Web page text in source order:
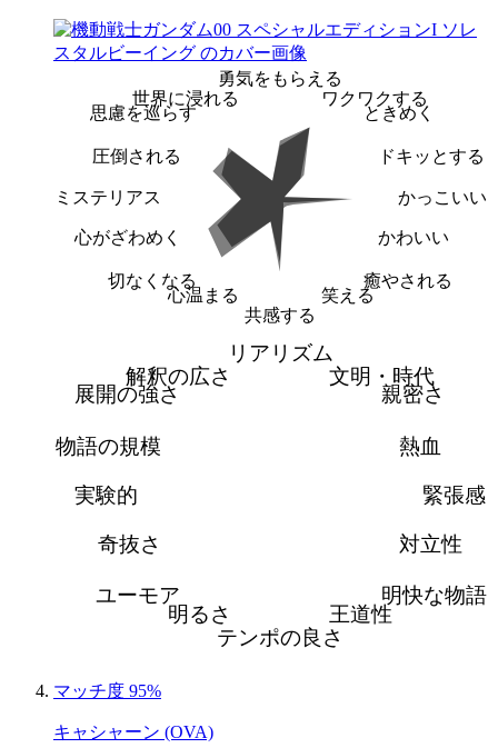
勇気をもらえる
ワクワクする
ときめく
ドキッとする
かっこいい
かわいい
癒やされる
笑える
共感する
心温まる
切なくなる
心がざわめく
ミステリアス
圧倒される
思慮を巡らす
世界に浸れる
リアリズム
文明・時代
親密さ
熱血
緊張感
対立性
明快な物語
王道性
テンポの良さ
明るさ
ユーモア
奇抜さ
実験的
物語の規模
展開の強さ
解釈の広さ
マッチ度 95%
キャシャーン (OVA)